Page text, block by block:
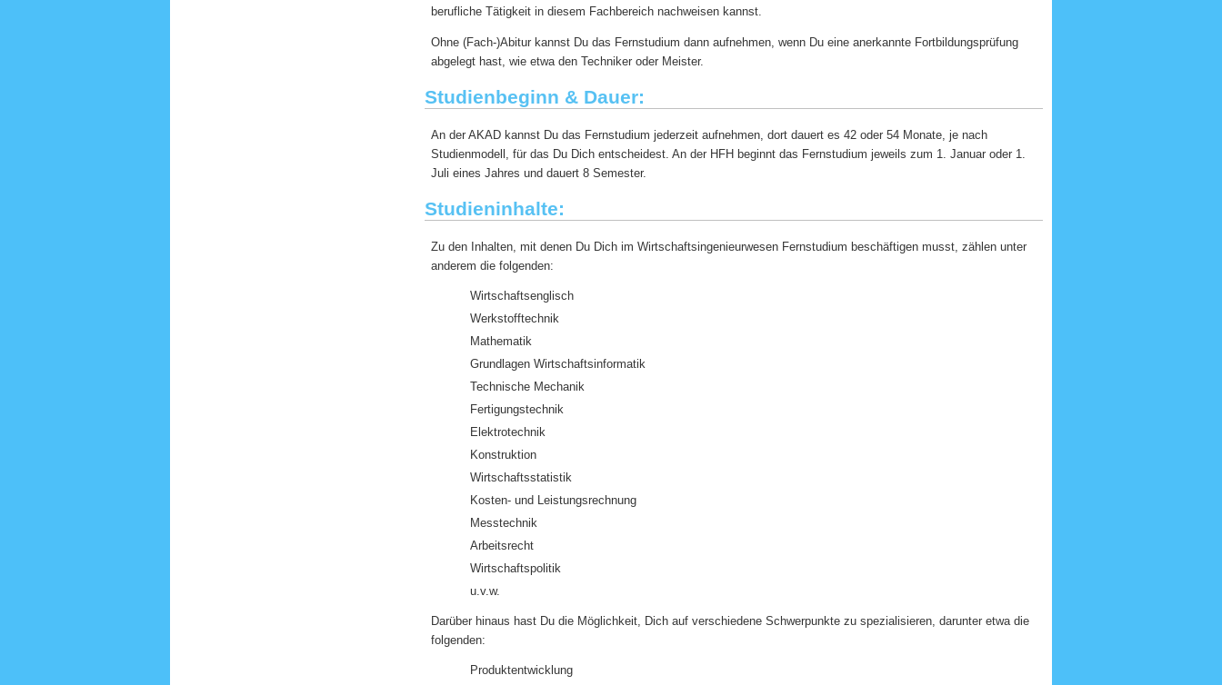
berufliche Tätigkeit in diesem Fachbereich nachweisen kannst.
Ohne (Fach-)Abitur kannst Du das Fernstudium dann aufnehmen, wenn Du eine anerkannte Fortbildungsprüfung
abgelegt hast, wie etwa den Techniker oder Meister.
Studienbeginn & Dauer:
An der AKAD kannst Du das Fernstudium jederzeit aufnehmen, dort dauert es 42 oder 54 Monate, je nach
Studienmodell, für das Du Dich entscheidest. An der HFH beginnt das Fernstudium jeweils zum 1. Januar oder 1.
Juli eines Jahres und dauert 8 Semester.
Studieninhalte:
Zu den Inhalten, mit denen Du Dich im Wirtschaftsingenieurwesen Fernstudium beschäftigen musst, zählen unter
anderem die folgenden:
Wirtschaftsenglisch
Werkstofftechnik
Mathematik
Grundlagen Wirtschaftsinformatik
Technische Mechanik
Fertigungstechnik
Elektrotechnik
Konstruktion
Wirtschaftsstatistik
Kosten- und Leistungsrechnung
Messtechnik
Arbeitsrecht
Wirtschaftspolitik
u.v.w.
Darüber hinaus hast Du die Möglichkeit, Dich auf verschiedene Schwerpunkte zu spezialisieren, darunter etwa die
folgenden:
Produktentwicklung